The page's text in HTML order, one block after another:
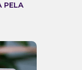
PELA